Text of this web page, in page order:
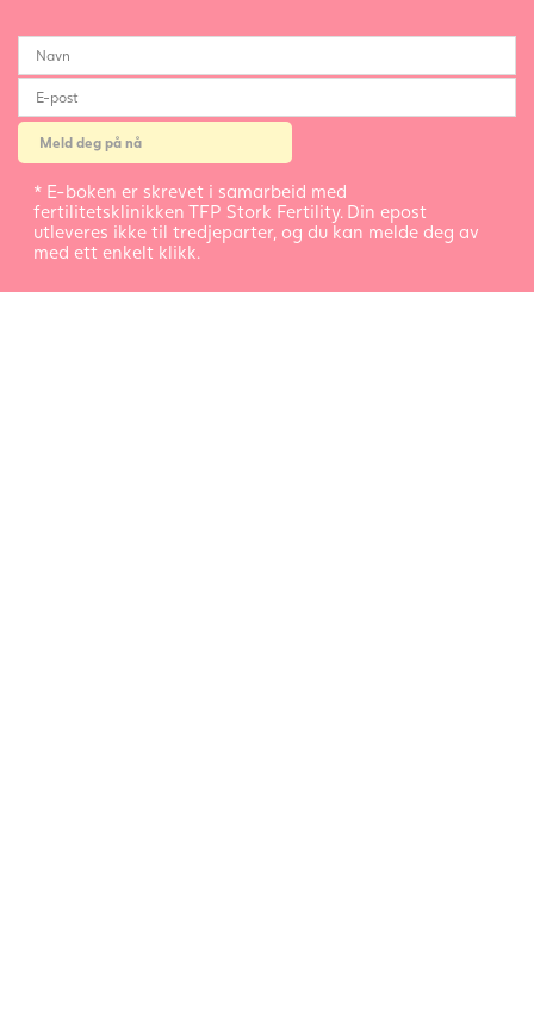
* E-boken er skrevet i samarbeid med
fertilitetsklinikken TFP Stork Fertility. Din epost
utleveres ikke til tredjeparter, og du kan melde deg av
med ett enkelt klikk.